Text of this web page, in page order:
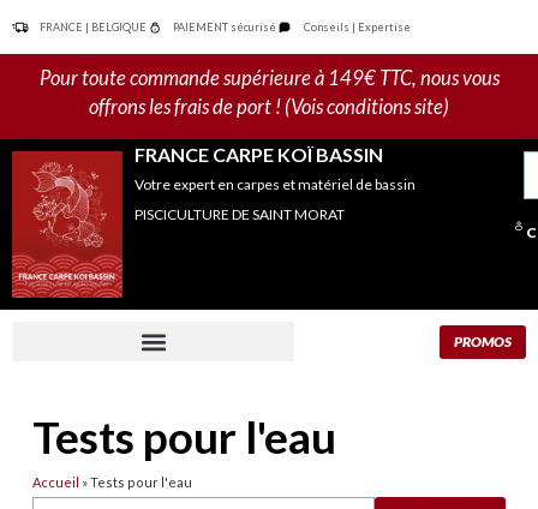
contenu
FRANCE | BELGIQUE PAIEMENT sécurisé Conseils | Expertise
Pour toute commande supérieure à 149€ TTC, nous vous
offrons les frais de port ! (Vois conditions site)
FRANCE CARPE KOÏ BASSIN
Votre expert en carpes et matériel de bassin
PISCICULTURE DE SAINT MORAT
PROMOS
Tests pour l'eau
Accueil »Tests pour l'eau